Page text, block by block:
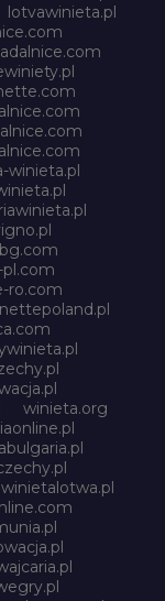
lotvawinieta.pl
winieta.pl
ro.com
winieta.org
winietalotwa.pl